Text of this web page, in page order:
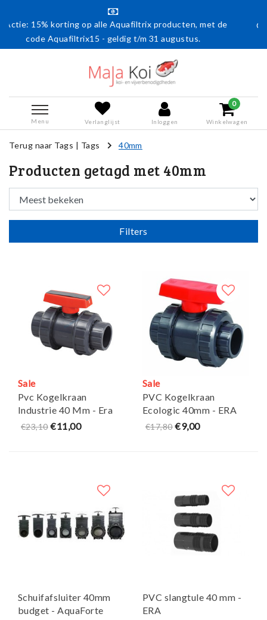
Aquafiltrix producten, met de
geldig t/m 31 augustus.
Gratis verzending vanaf €
Menu Verlanglijst Inloggen
0
Winkelwagen
Terug naar Tags | Tags 40mm
Producten getagd met 40mm
Filters
Sale
Pvc Kogelkraan
Industrie 40 Mm - Era
€23,10 €11,00
Sale
PVC Kogelkraan
Ecologic 40mm - ERA
€17,80 €9,00
Schuifafsluiter 40mm
budget - AquaForte
PVC slangtule 40 mm -
ERA